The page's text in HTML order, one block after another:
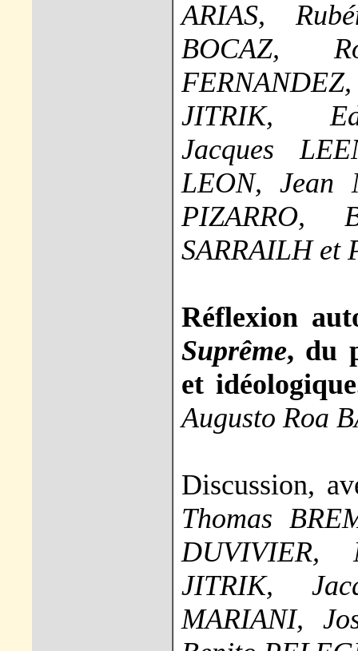
ARIAS,
BOCAZ,
JITRIK,
Jacques
LEON, Jean
PIZARRO,
SARRAILH et
Réflexion
Suprême, du
et
Augusto Roa
Discussion,
Thomas
DUVIVIER,
JITRIK,
MARIANI,